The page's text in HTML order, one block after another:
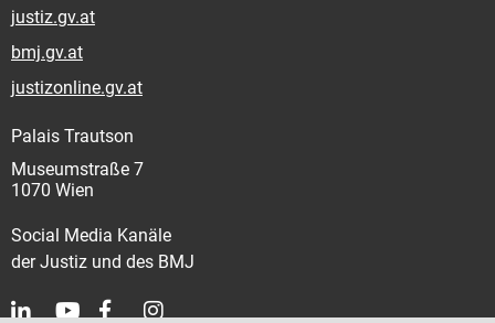
justiz.gv.at
bmj.gv.at
justizonline.gv.at
Palais Trautson
Museumstraße 7
1070 Wien
Social Media Kanäle
der Justiz und des BMJ